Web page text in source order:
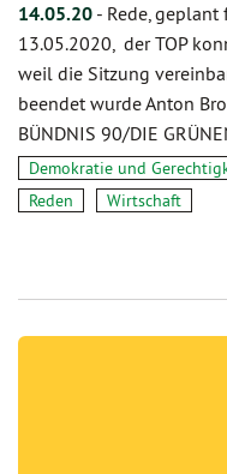
14.05.20 - Rede,
13.05.2020, der TOP
weil die Sitzung
beendet wurde Anton
BÜNDNIS 90/DIE
Demokratie und
Reden
Wirtschaft